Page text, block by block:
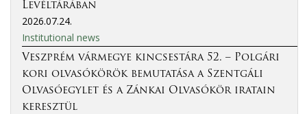
Levéltárában
2026.07.24.
Institutional news
Veszprém vármegye kincsestára 52. – Polgári
kori olvasókörök bemutatása a Szentgáli
Olvasóegylet és a Zánkai Olvasókör iratain
keresztül